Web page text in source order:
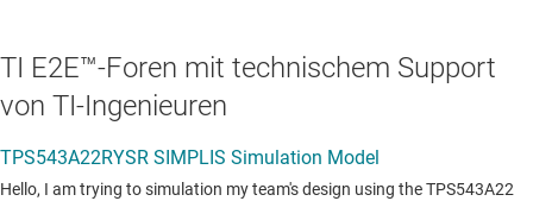
TI E2E™-Foren mit technischem Support
von TI-Ingenieuren